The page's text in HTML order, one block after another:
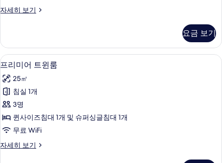
삼
에
어
드
레
서,
삼
성
70
인
자세히 보기
프
더
블
룸
삼
성
에
어
드
레
서,
삼
요금 보기
프
리
미
어
트
윈
사
프리미어 트윈룸 | 고급 침구, 노트북
10
프리미어 트윈룸
25㎡
침실 1개
3명
퀸사이즈침대 1개 및 슈퍼싱글침대 1개
무료 WiFi
자세히 보기
프